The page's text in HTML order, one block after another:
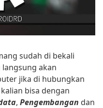
sudah di bekali
akan
jika di hubungkan
bisa dengan
, Pengembangan dan